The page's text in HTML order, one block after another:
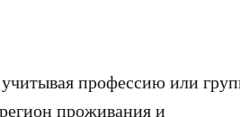
профессию или
проживания и